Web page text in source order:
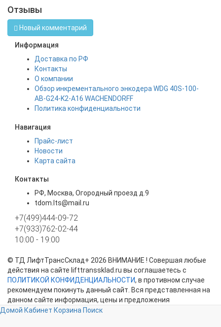
Отзывы
Новый комментарий
Информация
Доставка по РФ
Контакты
О компании
Обзор инкрементального энкодера WDG 40S-100-
AB-G24-K2-A16 WACHENDORFF
Политика конфиденциальности
Навигация
Прайс-лист
Новости
Карта сайта
Контакты
РФ, Москва, Огородный проезд д.9
tdom.lts@mail.ru
+7(499)444-09-72
+7(933)762-02-44
10:00 - 19:00
© ТД ЛифтТрансСклад+ 2026 ВНИМАНИЕ ! Совершая любые
действия на сайте lifttranssklad.ru вы соглашаетесь с
ПОЛИТИКОЙ КОНФИДЕНЦИАЛЬНОСТИ, в противном случае
рекомендуем покинуть данный сайт. Вся представленная на
данном сайте информация, цены и предложения
представлены в ознакомительных целях и ни при каких
Домой Кабинет Корзина Поиск